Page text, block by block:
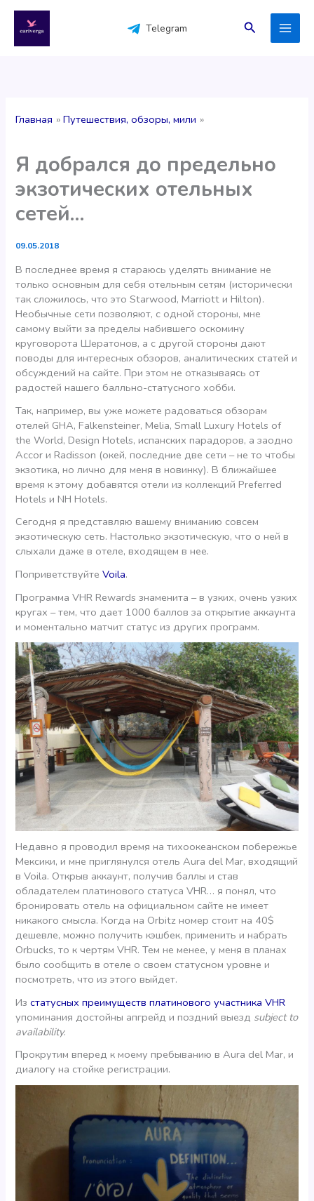
содержимому
Telegram Поиск
Главная Путешествия, обзоры, мили
Я добрался до предельно
экзотических отельных
сетей…
09.05.2018
В последнее время я стараюсь уделять внимание не
только основным для себя отельным сетям (исторически
так сложилось, что это Starwood, Marriott и Hilton).
Необычные сети позволяют, с одной стороны, мне
самому выйти за пределы набившего оскомину
круговорота Шератонов, а с другой стороны дают
поводы для интересных обзоров, аналитических статей и
обсуждений на сайте. При этом не отказываясь от
радостей нашего балльно-статусного хобби.
Так, например, вы уже можете радоваться обзорам
отелей GHA, Falkensteiner, Melia, Small Luxury Hotels of
the World, Design Hotels, испанских парадоров, а заодно
Accor и Radisson (окей, последние две сети – не то чтобы
экзотика, но лично для меня в новинку). В ближайшее
время к этому добавятся отели из коллекций Preferred
Hotels и NH Hotels.
Сегодня я представляю вашему вниманию совсем
экзотическую сеть. Настолько экзотическую, что о ней в
слыхали даже в отеле, входящем в нее.
ПоприветствуйтеVoila.
Программа VHR Rewards знаменита – в узких, очень узких
кругах – тем, что дает 1000 баллов за открытие аккаунта
и моментально матчит статус из других программ.
Недавно я проводил время на тихоокеанском побережье
Мексики, и мне приглянулся отель Aura del Mar, входящий
в Voila. Открыв аккаунт, получив баллы и став
обладателем платинового статуса VHR… я понял, что
бронировать отель на официальном сайте не имеет
никакого смысла. Когда на Orbitz номер стоит на 40$
дешевле, можно получить кэшбек, применить и набрать
Orbucks, то к чертям VHR. Тем не менее, у меня в планах
было сообщить в отеле о своем статусном уровне и
посмотреть, что из этого выйдет.
Изстатусных преимуществ платинового участника VHR
упоминания достойны апгрейд и поздний выезд subject to
availability.
Прокрутим вперед к моему пребыванию в Aura del Mar, и
диалогу на стойке регистрации.